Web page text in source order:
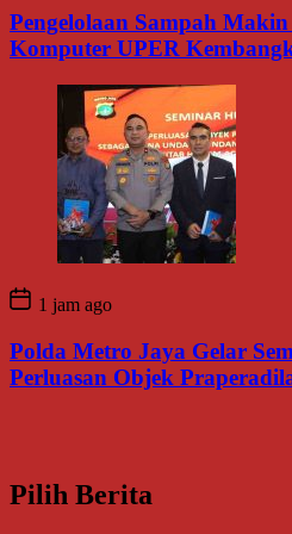
Pengelolaan Sampah
Komputer UPER
1 jam ago
Polda Metro Jaya Gelar
Perluasan Objek
Pilih Berita